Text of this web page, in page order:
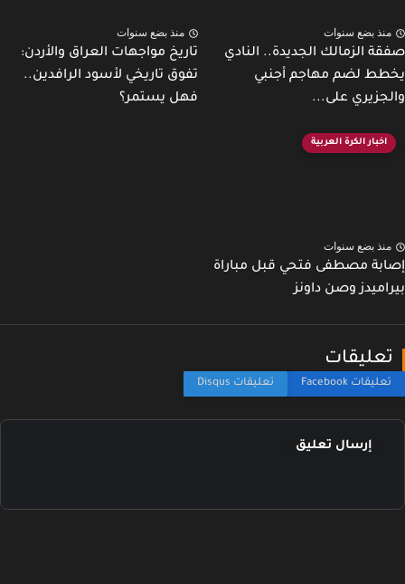
بضع سنوات
الزمالك الجديدة.. النادي
لضم مهاجم أجنبي
على...
منذ بضع سنوات
تاريخ مواجهات العراق والأردن:
تفوق تاريخي لأسود الرافدين..
فهل يستمر؟
اخبار الكرة العربية
بضع سنوات
مصطفى فتحي قبل مباراة
وصن داونز
إرسال تعليق